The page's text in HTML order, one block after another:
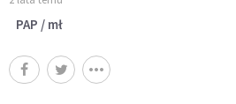
PAP / mł